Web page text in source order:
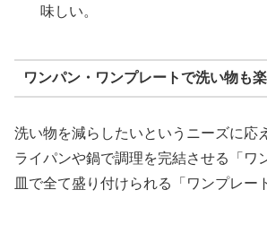
味しい。
ワンパン・ワンプレートで洗い物も楽
洗い物を減らしたいというニーズに応
ライパンや鍋で調理を完結させる「ワ
皿で全て盛り付けられる「ワンプレー